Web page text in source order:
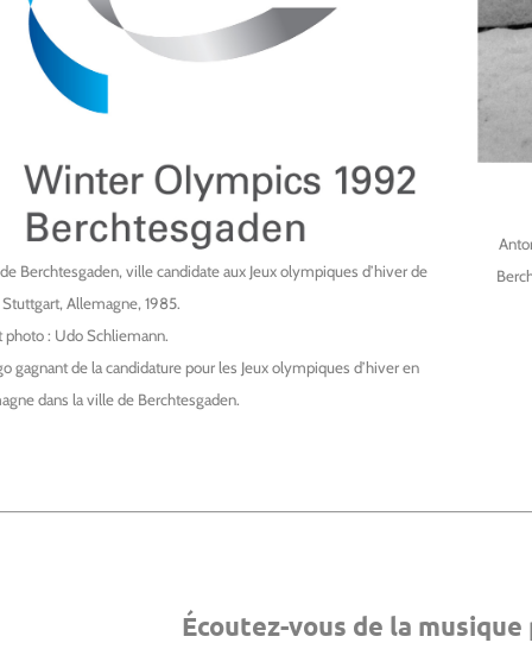
Berchtesgaden, ville candidate aux Jeux olympiques d’hiver de
Allemagne, 1985.
photo : Udo Schliemann.
gagnant de la candidature pour les Jeux olympiques d’hiver en
dans la ville de Berchtesgaden.
Écoutez-vous de la